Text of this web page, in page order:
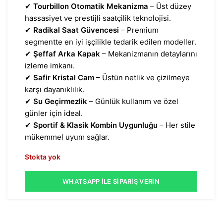
✔ Tourbillon Otomatik Mekanizma – Üst düzey
hassasiyet ve prestijli saatçilik teknolojisi.
✔ Radikal Saat Güvencesi – Premium
segmentte en iyi işçilikle tedarik edilen modeller.
✔ Şeffaf Arka Kapak – Mekanizmanın detaylarını
izleme imkanı.
✔ Safir Kristal Cam – Üstün netlik ve çizilmeye
karşı dayanıklılık.
✔ Su Geçirmezlik – Günlük kullanım ve özel
günler için ideal.
✔ Sportif & Klasik Kombin Uygunluğu – Her stile
mükemmel uyum sağlar.
Stokta yok
WHATSAPP İLE SIPARIŞ VERIN